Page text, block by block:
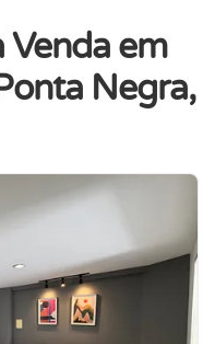
em
Negra,